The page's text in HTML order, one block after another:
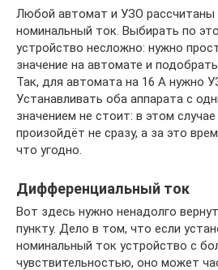
Любой автомат и УЗО рассчитаны
номинальный ток. Выбирать по
устройство несложно: нужно
значение на автомате и
Так, для автомата на 16 А нужно
Устанавливать оба аппарата с
значением не стоит: в этом
произойдёт не сразу, а за это
что угодно.
Дифференциальный ток
Вот здесь нужно ненадолго
пункту. Дело в том, что если
номинальный ток устройство с
чувствительностью, оно может